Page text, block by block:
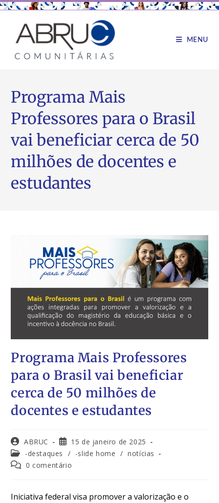
MENU
Programa Mais
Professores para o Brasil
vai beneficiar cerca de 50
milhões de docentes e
estudantes
Programa Mais Professores
para o Brasil vai beneficiar
cerca de 50 milhões de
docentes e estudantes
ABRUC
15 de janeiro de 2025
-destaques
/ -slide home / notícias
0 comentário
Iniciativa federal visa promover a valorização e o